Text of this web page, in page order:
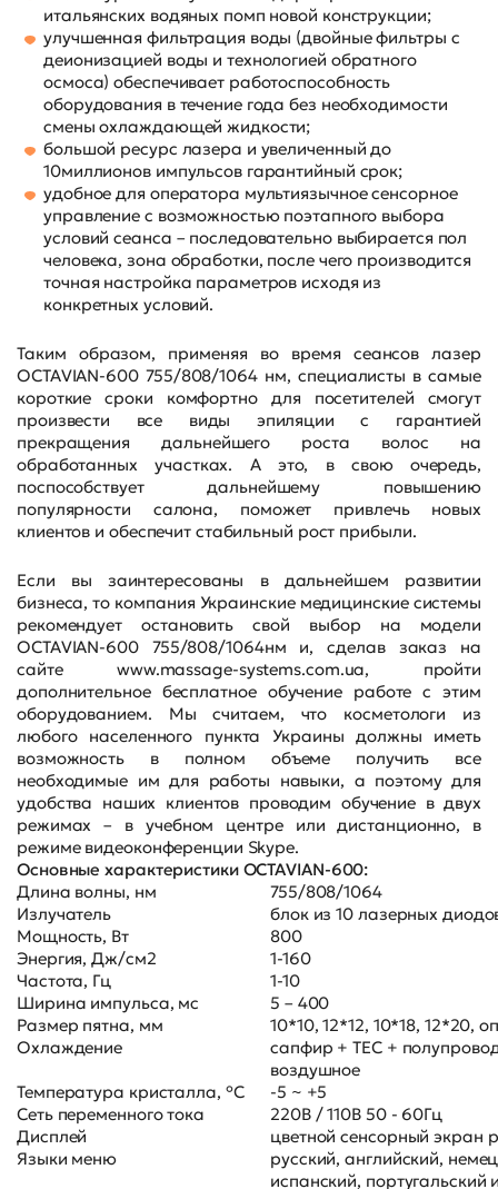
итальянских водяных помп новой конструкции;
улучшенная фильтрация воды (двойные фильтры с
деионизацией воды и технологией обратного
осмоса) обеспечивает работоспособность
оборудования в течение года без необходимости
смены охлаждающей жидкости;
большой ресурс лазера и увеличенный до
10миллионов импульсов гарантийный срок;
удобное для оператора мультиязычное сенсорное
управление с возможностью поэтапного выбора
условий сеанса – последовательно выбирается пол
человека, зона обработки, после чего производится
точная настройка параметров исходя из
конкретных условий.
Таким образом, применяя во время сеансов лазер
OCTAVIAN-600 755/808/1064 нм, специалисты в самые
короткие сроки комфортно для посетителей смогут
произвести все виды эпиляции с гарантией
прекращения дальнейшего роста волос на
обработанных участках. А это, в свою очередь,
поспособствует дальнейшему повышению
популярности салона, поможет привлечь новых
клиентов и обеспечит стабильный рост прибыли.
Если вы заинтересованы в дальнейшем развитии
бизнеса, то компания Украинские медицинские системы
рекомендует остановить свой выбор на модели
OCTAVIAN-600 755/808/1064нм и, сделав заказ на
сайте www.massage-systems.com.ua, пройти
дополнительное бесплатное обучение работе с этим
оборудованием. Мы считаем, что косметологи из
любого населенного пункта Украины должны иметь
возможность в полном объеме получить все
необходимые им для работы навыки, а поэтому для
удобства наших клиентов проводим обучение в двух
режимах – в учебном центре или дистанционно, в
режиме видеоконференции Skype.
Основные характеристики OCTAVIAN-600:
Длина волны, нм
755/808/1064
Излучатель
блок из 10 лазерных
Мощность, Вт
800
Энергия, Дж/см2
1-160
Частота, Гц
1-10
Ширина импульса, мс
5 – 400
Размер пятна, мм
10*10, 12*12, 10*18, 12*20,
Охлаждение
сапфир + TEC +
воздушное
Температура кристалла, °C
-5 ~ +5
Сеть переменного тока
220В / 110В 50 - 60Гц
Дисплей
цветной сенсорный экран
Языки меню
русский, английский,
испанский, португальский